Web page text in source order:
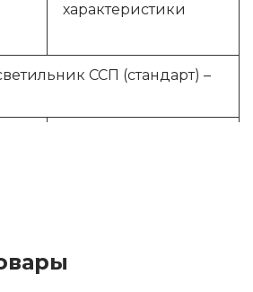
характеристики
ССП (стандарт) –